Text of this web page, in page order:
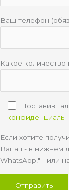
Ваш телефон
Какое количество
Поставив
Если хотите
Вацап - в нижнем
WhatsApp!" - или